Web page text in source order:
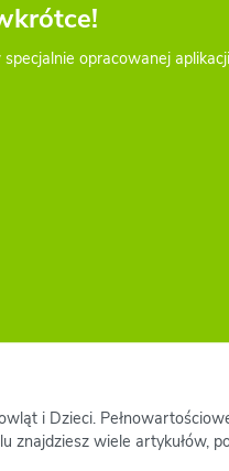
opracowanej
i Dzieci.
znajdziesz wiele